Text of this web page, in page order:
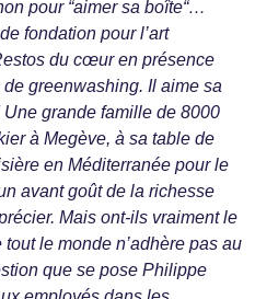
pour “aimer sa boîte“…
fondation pour l’art
du cœur en présence
greenwashing. Il aime sa
Une grande famille de 8000
à Megève, à sa table de
en Méditerranée pour le
avant goût de la richesse
Mais ont-ils vraiment le
le monde n’adhère pas au
que se pose Philippe